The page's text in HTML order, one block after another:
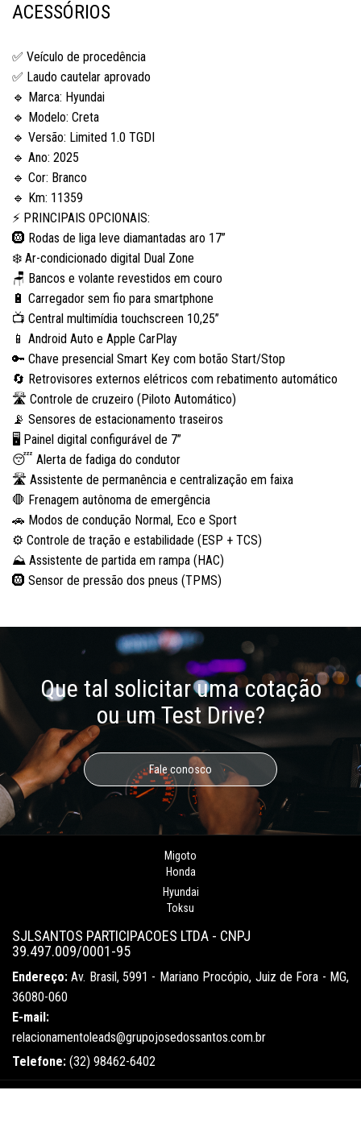
ACESSÓRIOS
✅ Veículo de procedência
✅ Laudo cautelar aprovado
🔹 Marca: Hyundai
🔹 Modelo: Creta
🔹 Versão: Limited 1.0 TGDI
🔹 Ano: 2025
🔹 Cor: Branco
🔹 Km: 11359
⚡ PRINCIPAIS OPCIONAIS:
🛞 Rodas de liga leve diamantadas aro 17”
❄️ Ar-condicionado digital Dual Zone
🪑 Bancos e volante revestidos em couro
🔋 Carregador sem fio para smartphone
📺 Central multimídia touchscreen 10,25”
📱 Android Auto e Apple CarPlay
🔑 Chave presencial Smart Key com botão Start/Stop
🔄 Retrovisores externos elétricos com rebatimento automático
🛣️ Controle de cruzeiro (Piloto Automático)
📡 Sensores de estacionamento traseiros
🖥️ Painel digital configurável de 7”
😴 Alerta de fadiga do condutor
🛣️ Assistente de permanência e centralização em faixa
🛑 Frenagem autônoma de emergência
🚗 Modos de condução Normal, Eco e Sport
⚙️ Controle de tração e estabilidade (ESP + TCS)
⛰️ Assistente de partida em rampa (HAC)
🛞 Sensor de pressão dos pneus (TPMS)
Que tal solicitar uma cotação
ou um Test Drive?
Fale conosco
Migoto
Honda
Hyundai
Toksu
SJLSANTOS PARTICIPACOES LTDA - CNPJ
39.497.009/0001-95
Endereço: Av. Brasil, 5991 - Mariano Procópio, Juiz de Fora - MG,
36080-060
E-mail:
relacionamentoleads@grupojosedossantos.com.br
Telefone: (32) 98462-6402